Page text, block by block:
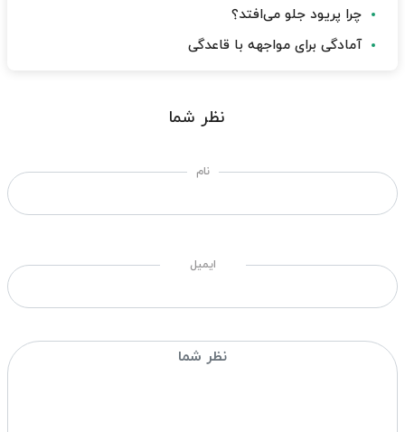
چرا پریود جلو می‌افتد؟
آمادگی برای مواجهه با قاعدگی
نظر شما
نام
ایمیل